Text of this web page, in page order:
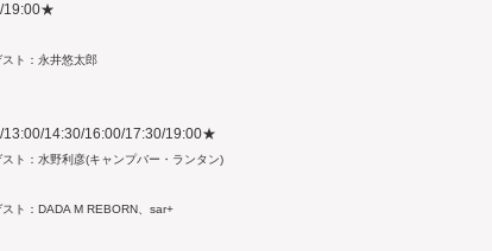
19:00★
ト：永井悠太郎
14:30/16:00/17:30/19:00★
：水野利彦(キャンプバー・ランタン)
：DADA M REBORN、sar+